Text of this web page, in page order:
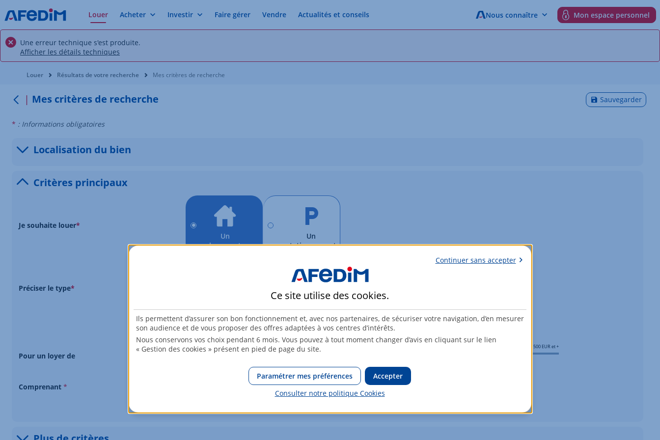
Louer Acheter Investir Faire gérer Vendre Actualités et conseils Nous connaître Mon espace personnel
Une erreur technique s'est produite.
Afficher les détails techniques
Vous êtes ici:
Louer Résultats de votre recherche Mes critères de recherche
Retour
Mes critères de recherche Sauvegarder
* : Informations obligatoires
Localisation du bien
Critères principaux
Je souhaite louer*
Un
logement
Un
stationnement
Préciser le type*
maison
Un
appartement
Pour un loyer de
0 EUR 1500 EUR et +
EUR EUR
Comprenant *
2
pièces
3
pièces
pièces
Continuer sans accepter
Ce site utilise des cookies.
Ils permettent d’assurer son bon fonctionnement et, avec nos partenaires, de sécuriser votre navigation, d’en mesurer
son audience et de vous proposer des offres adaptées à vos centres d’intérêts.
Nous conservons vos choix pendant 6 mois. Vous pouvez à tout moment changer d’avis en cliquant sur le lien
« Gestion des cookies » présent en pied de page du site.
Accepter
Paramétrer mes préférences
Consulter notre politique Cookies